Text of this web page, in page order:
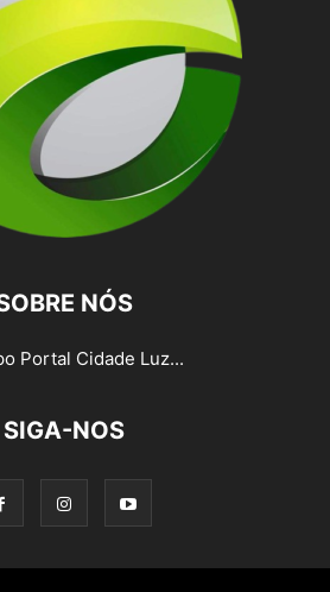
NÓS
Portal Cidade Luz...
SIGA-NOS